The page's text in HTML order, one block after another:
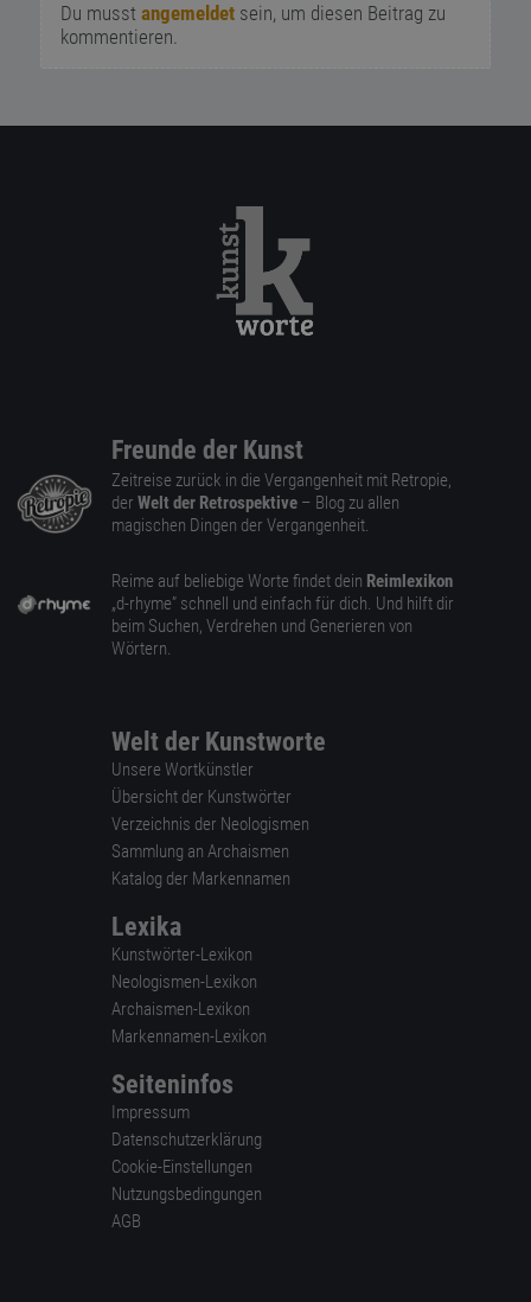
Du musst angemeldetsein, um diesen Beitrag zu
kommentieren.
Freunde der Kunst
Zeitreise zurück in die Vergangenheit mit Retropie,
der Welt der Retrospektive – Blog zu allen
magischen Dingen der Vergangenheit.
Reime auf beliebige Worte findet dein Reimlexikon
„d-rhyme” schnell und einfach für dich. Und hilft dir
beim Suchen, Verdrehen und Generieren von
Wörtern.
Welt der Kunstworte
Unsere Wortkünstler
Übersicht der Kunstwörter
Verzeichnis der Neologismen
Sammlung an Archaismen
Katalog der Markennamen
Lexika
Kunstwörter-Lexikon
Neologismen-Lexikon
Archaismen-Lexikon
Markennamen-Lexikon
Seiteninfos
Impressum
Datenschutzerklärung
Cookie-Einstellungen
Nutzungsbedingungen
AGB